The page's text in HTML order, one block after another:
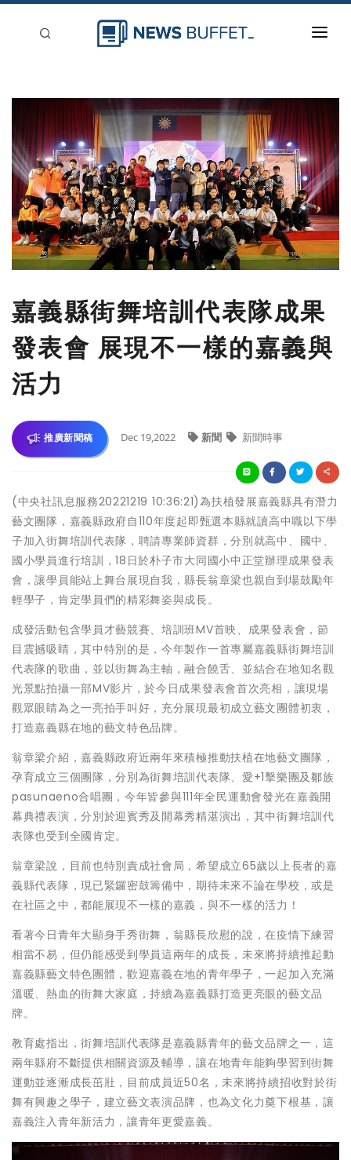
新聞稿分類
登入
刊登
嘉義縣街舞培訓代表隊成果
發表會 展現不一樣的嘉義與
活力
推廣新聞稿 Dec 19,2022 新聞 新聞時事
(中央社訊息服務20221219 10:36:21)為扶植發展嘉義縣具有潛力
藝文團隊，嘉義縣政府自110年度起即甄選本縣就讀高中職以下學
子加入街舞培訓代表隊，聘請專業師資群，分別就高中、國中、
國小學員進行培訓，18日於朴子市大同國小中正堂辦理成果發表
會，讓學員能站上舞台展現自我，縣長翁章梁也親自到場鼓勵年
輕學子，肯定學員們的精彩舞姿與成長。
成發活動包含學員才藝競賽、培訓班MV首映、成果發表會，節
目震撼吸睛，其中特別的是，今年製作一首專屬嘉義縣街舞培訓
代表隊的歌曲，並以街舞為主軸，融合饒舌、並結合在地知名觀
光景點拍攝一部MV影片，於今日成果發表會首次亮相，讓現場
觀眾眼睛為之一亮拍手叫好，充分展現最初成立藝文團體初衷，
打造嘉義縣在地的藝文特色品牌。
翁章梁介紹，嘉義縣政府近兩年來積極推動扶植在地藝文團隊，
孕育成立三個團隊，分別為街舞培訓代表隊、愛+1擊樂團及鄒族
pasunaeno合唱團，今年皆參與111年全民運動會發光在嘉義開
幕典禮表演，分別於迎賓秀及開幕秀精湛演出，其中街舞培訓代
表隊也受到全國肯定。
翁章梁說，目前也特別責成社會局，希望成立65歲以上長者的嘉
義縣代表隊，現已緊鑼密鼓籌備中，期待未來不論在學校，或是
在社區之中，都能展現不一樣的嘉義，與不一樣的活力！
看著今日青年大顯身手秀街舞，翁縣長欣慰的說，在疫情下練習
相當不易，但仍能感受到學員這兩年的成長，未來將持續推起動
嘉義縣藝文特色團體，歡迎嘉義在地的青年學子，一起加入充滿
溫暖、熱血的街舞大家庭，持續為嘉義縣打造更亮眼的藝文品
牌。
教育處指出，街舞培訓代表隊是嘉義縣青年的藝文品牌之一，這
兩年縣府不斷提供相關資源及輔導，讓在地青年能夠學習到街舞
運動並逐漸成長茁壯，目前成員近50名，未來將持續招收對於街
舞有興趣之學子，建立藝文表演品牌，也為文化力奠下根基，讓
嘉義注入青年新活力，讓青年更愛嘉義。